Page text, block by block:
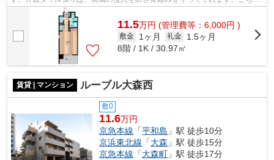
は初期費用をカードでお支払いいただける...
11.5万円 (管理費等：6,000円 )
敷金 1ヶ月 礼金
1.5ヶ月
8階 / 1K / 30.97㎡
賃貸 | マンション ルーブル大森西
敷0
11.6万円
京急本線 「平和島 」駅 徒歩10分
京浜東北線 「大森 」駅 徒歩15分
京急本線 「大森町 」駅 徒歩17分